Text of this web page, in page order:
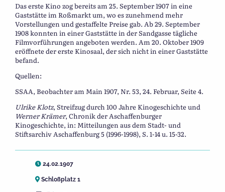
Das erste Kino zog bereits am 25. September 1907 in eine
Gaststätte im Roßmarkt um, wo es zunehmend mehr
Vorstellungen und gestaffelte Preise gab. Ab 29. September
1908 konnten in einer Gaststätte in der Sandgasse tägliche
Filmvorführungen angeboten werden. Am 20. Oktober 1909
eröffnete der erste Kinosaal, der sich nicht in einer Gaststätte
befand.
Quellen:
SSAA, Beobachter am Main 1907, Nr. 53, 24. Februar, Seite 4.
Ulrike Klotz, Streifzug durch 100 Jahre Kinogeschichte und
Werner Krämer, Chronik der Aschaffenburger
Kinogeschichte, in: Mitteilungen aus dem Stadt- und
Stiftsarchiv Aschaffenburg 5 (1996-1998), S. 1-14 u. 15-32.
24.02.1907
Schloßplatz 1